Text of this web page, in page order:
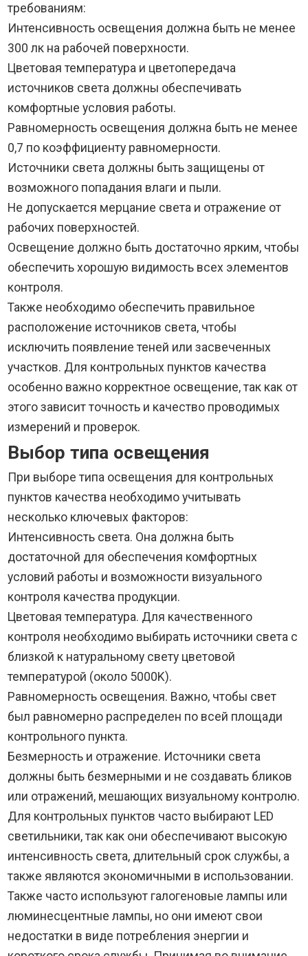
требованиям:
Интенсивность освещения должна быть не менее
300 лк на рабочей поверхности.
Цветовая температура и цветопередача
источников света должны обеспечивать
комфортные условия работы.
Равномерность освещения должна быть не менее
0,7 по коэффициенту равномерности.
Источники света должны быть защищены от
возможного попадания влаги и пыли.
Не допускается мерцание света и отражение от
рабочих поверхностей.
Освещение должно быть достаточно ярким, чтобы
обеспечить хорошую видимость всех элементов
контроля.
Также необходимо обеспечить правильное
расположение источников света, чтобы
исключить появление теней или засвеченных
участков. Для контрольных пунктов качества
особенно важно корректное освещение, так как от
этого зависит точность и качество проводимых
измерений и проверок.
Выбор типа освещения
При выборе типа освещения для контрольных
пунктов качества необходимо учитывать
несколько ключевых факторов:
Интенсивность света. Она должна быть
достаточной для обеспечения комфортных
условий работы и возможности визуального
контроля качества продукции.
Цветовая температура. Для качественного
контроля необходимо выбирать источники света с
близкой к натуральному свету цветовой
температурой (около 5000K).
Равномерность освещения. Важно, чтобы свет
был равномерно распределен по всей площади
контрольного пункта.
Безмерность и отражение. Источники света
должны быть безмерными и не создавать бликов
или отражений, мешающих визуальному контролю.
Для контрольных пунктов часто выбирают LED
светильники, так как они обеспечивают высокую
интенсивность света, длительный срок службы, а
также являются экономичными в использовании.
Также часто используют галогеновые лампы или
люминесцентные лампы, но они имеют свои
недостатки в виде потребления энергии и